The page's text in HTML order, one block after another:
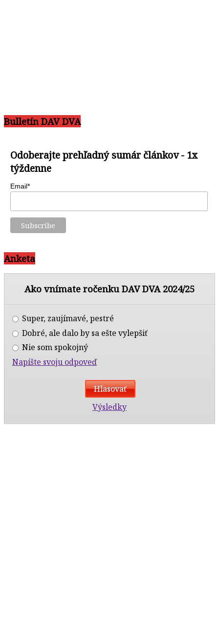
Bulletín DAV DVA
Odoberajte prehľadný sumár článkov - 1x
týždenne
Email*
Anketa
Ako vnímate ročenku DAV DVA 2024/25
Super, zaujímavé, pestré
Dobré, ale dalo by sa ešte vylepšiť
Nie som spokojný
Napíšte svoju odpoveď
Výsledky